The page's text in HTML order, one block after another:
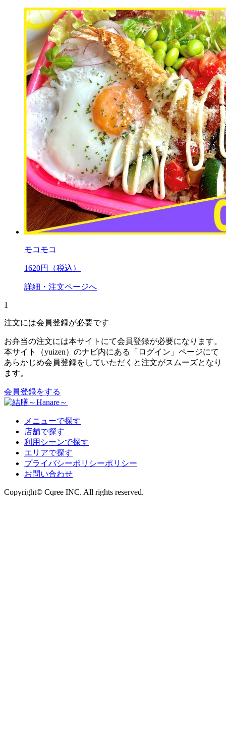
モコモコ
1620円（税込）
詳細・注文ページへ
1
注文には会員登録が必要です
お弁当の注文には本サイトにて会員登録が必要になります。
本サイト（yuizen）のナビ内にある「ログイン」ページにて
あらかじめ会員登録をしていただくと注文がスムーズとなり
ます。
会員登録をする
メニューで探す
店舗で探す
利用シーンで探す
エリアで探す
プライバシーポリシーポリシー
お問い合わせ
Copyright© Cqree INC. All rights reserved.